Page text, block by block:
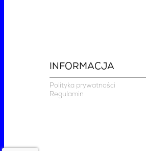
INFORMACJA
Polityka prywatności
Regulamin